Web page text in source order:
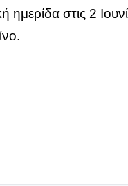
ημερίδα στις 2